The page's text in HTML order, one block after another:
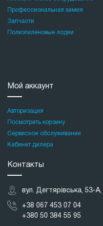
Профессиональная химия
Запчасти
Полиэтиленовые лодки
Мой аккаунт
Авторизация
Посмотреть корзину
Сервисное обслуживание
Кабинет дилера
Контакты
вул. Дегтярівська, 53-А,
+38 067 453 07 04
+380 50 384 55 95